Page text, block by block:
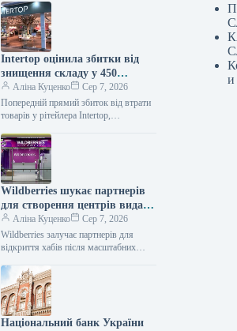
Intertop оцінила збитки від
знищення складу у 450
мільйонів гривень
Аліна Куценко
Сер 7, 2026
Попередній прямий збиток від втрати
товарів у рітейлера Intertop,
логістичного центру внаслідок
російської атаки, становить 450
мільйонів
Wildberries шукає партнерів
для створення центрів видачі
після атак на складські
приміщення
Аліна Куценко
Сер 7, 2026
Wildberries залучає партнерів для
відкриття хабів після масштабних
рітейлер Wildberries розпочав
експериментальне впровадження нової
Національний банк України
и